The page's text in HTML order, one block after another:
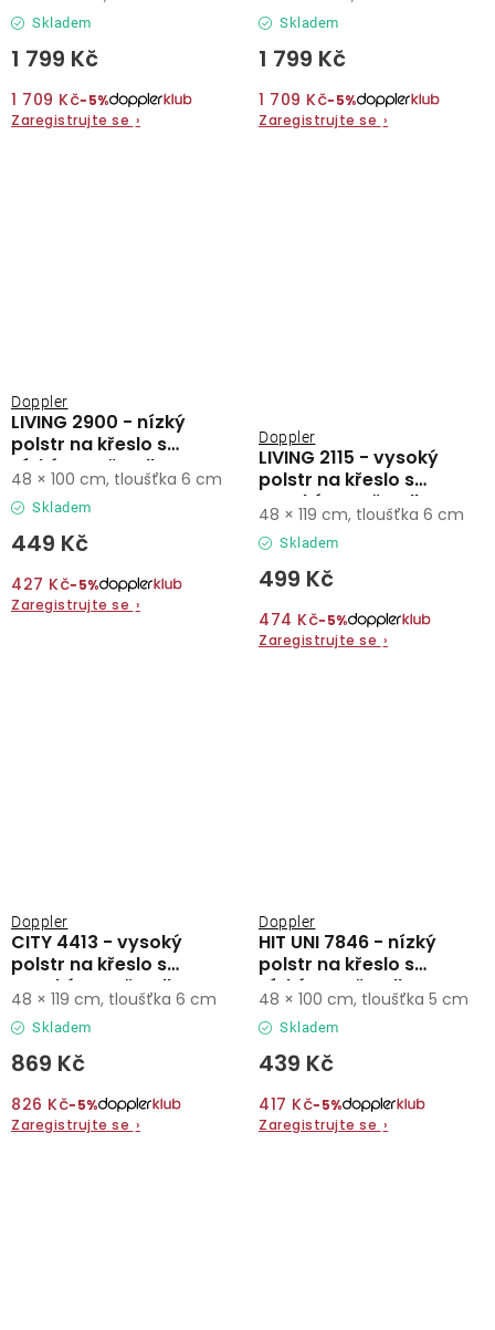
Skladem
1 799 Kč
1 709 Kč−5%
Zaregistrujte se ›
Skladem
1 799 Kč
1 709 Kč−5%
Zaregistrujte se ›
LIVING 2900 - nízký
polstr na křeslo s
nízkým opěradlem
Doppler
Skladem
449 Kč
427 Kč−5%
Zaregistrujte se ›
48 × 100 cm, tloušťka 6 cm
LIVING 2115 - vysoký
polstr na křeslo s
vysokým opěradlem
Doppler
Skladem
499 Kč
474 Kč−5%
Zaregistrujte se ›
48 × 119 cm, tloušťka 6 cm
CITY 4413 - vysoký
polstr na křeslo s
vysokým opěradlem
Doppler
Skladem
869 Kč
826 Kč−5%
Zaregistrujte se ›
48 × 119 cm, tloušťka 6 cm
HIT UNI 7846 - nízký
polstr na křeslo s
nízkým opěradlem
Doppler
Skladem
439 Kč
417 Kč−5%
Zaregistrujte se ›
48 × 100 cm, tloušťka 5 cm